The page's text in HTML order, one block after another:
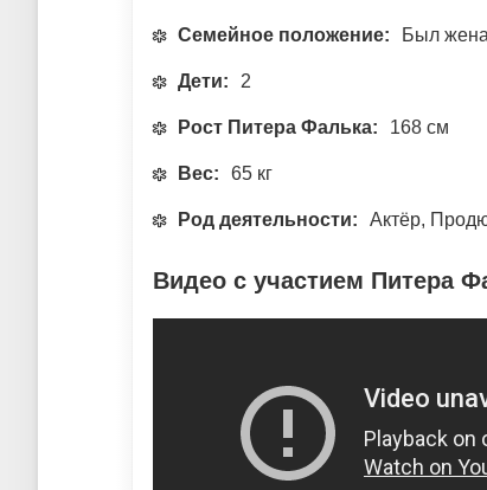
Семейное положение: Был
Дети: 2
Рост Питера Фалька: 168 см
Вес: 65 кг
Род деятельности: Актёр,
Видео с участием Питера